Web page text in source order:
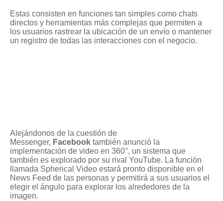
Estas consisten en funciones tan simples como chats
directos y herramientas más complejas que permiten a
los usuarios rastrear la ubicación de un envío o mantener
un registro de todas las interacciones con el negocio.
Alejándonos de la cuestión de
Messenger, Facebook también anunció la
implementación de video en 360°, un sistema que
también es explorado por su rival YouTube. La función
llamada Spherical Video estará pronto disponible en el
News Feed de las personas y permitirá a sus usuarios el
elegir el ángulo para explorar los alrededores de la
imagen.